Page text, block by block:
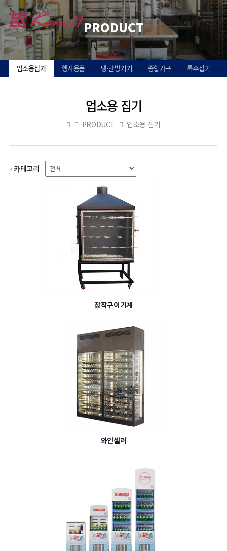
PRODUCT
업소용집기 행사용품 냉·난방기기 종합가구 특수집기
업소용 집기
PRODUCT 업소용 집기
카테고리
장작구이기계
와인셀러